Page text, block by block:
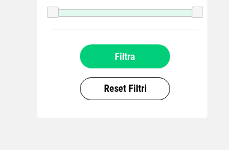
Filtra
Reset Filtri